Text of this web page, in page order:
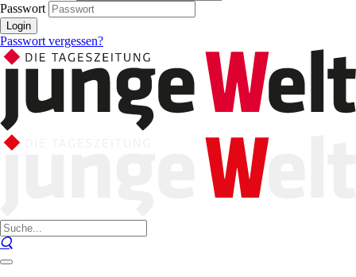
Passwort
Login
Passwort vergessen?